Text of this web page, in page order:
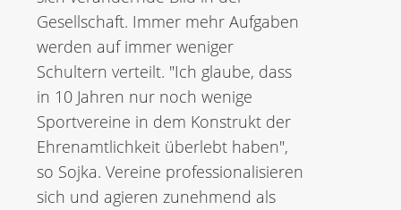
Gesellschaft. Immer mehr Aufgaben
werden auf immer weniger
Schultern verteilt. "Ich glaube, dass
in 10 Jahren nur noch wenige
Sportvereine in dem Konstrukt der
Ehrenamtlichkeit überlebt haben",
so Sojka. Vereine professionalisieren
sich und agieren zunehmend als